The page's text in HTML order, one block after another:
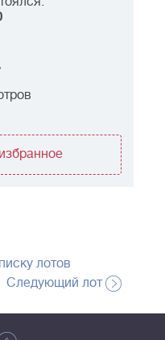
лотов
Следующий лот